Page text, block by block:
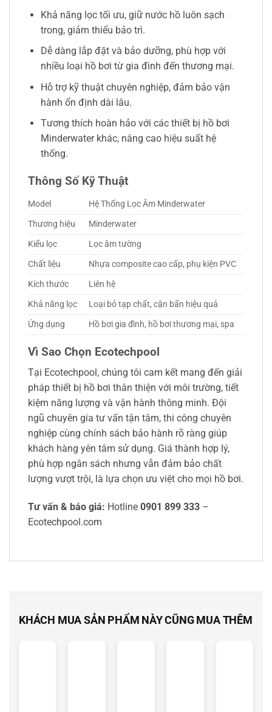
Khả năng lọc tối ưu, giữ nước hồ luôn sạch
trong, giảm thiểu bảo trì.
Dễ dàng lắp đặt và bảo dưỡng, phù hợp với
nhiều loại hồ bơi từ gia đình đến thương mại.
Hỗ trợ kỹ thuật chuyên nghiệp, đảm bảo vận
hành ổn định dài lâu.
Tương thích hoàn hảo với các thiết bị hồ bơi
Minderwater khác, nâng cao hiệu suất hệ
thống.
Thông Số Kỹ Thuật
Model
Hệ Thống Lọc Âm Minderwater
Thương hiệu
Minderwater
Kiểu lọc
Lọc âm tường
Chất liệu
Nhựa composite cao cấp, phụ kiện PVC
Kích thước
Liên hệ
Khả năng lọc
Loại bỏ tạp chất, cặn bẩn hiệu quả
Ứng dụng
Hồ bơi gia đình, hồ bơi thương mại, spa
Vì Sao Chọn Ecotechpool
Tại Ecotechpool, chúng tôi cam kết mang đến giải
pháp thiết bị hồ bơi thân thiện với môi trường, tiết
kiệm năng lượng và vận hành thông minh. Đội
ngũ chuyên gia tư vấn tận tâm, thi công chuyên
nghiệp cùng chính sách bảo hành rõ ràng giúp
khách hàng yên tâm sử dụng. Giá thành hợp lý,
phù hợp ngân sách nhưng vẫn đảm bảo chất
lượng vượt trội, là lựa chọn ưu việt cho mọi hồ bơi.
Tư vấn & báo giá: Hotline 0901 899 333 –
Ecotechpool.com
KHÁCH MUA SẢN PHẨM NÀY CŨNG MUA THÊM